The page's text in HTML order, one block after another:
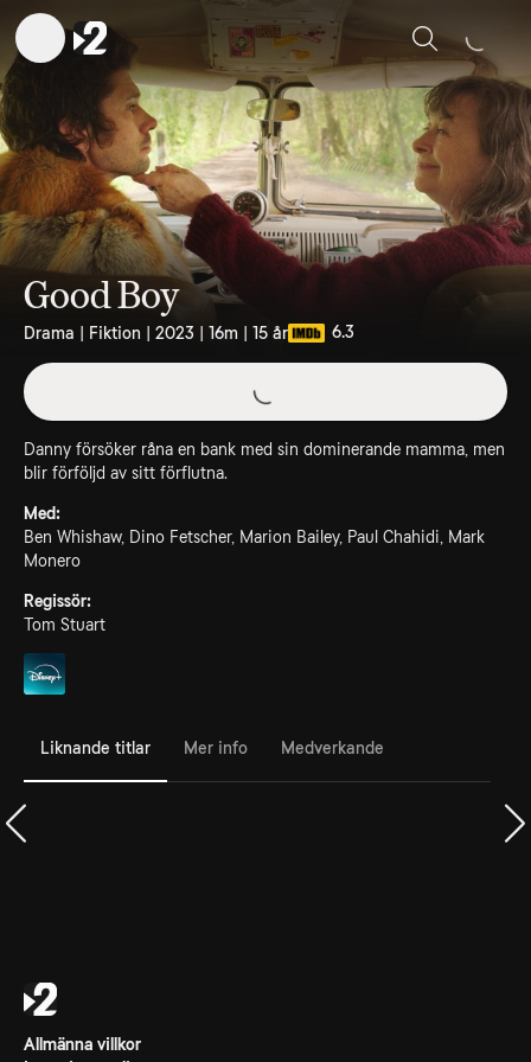
Sök
Good Boy
Drama | Fiktion | 2023 | 16m | 15 år 6.3
Danny försöker råna en bank med sin dominerande mamma, men
blir förföljd av sitt förflutna.
Med:
Ben Whishaw, Dino Fetscher, Marion Bailey, Paul Chahidi, Mark
Monero
Regissör:
Tom Stuart
Liknande titlar Mer info Medverkande
Allmänna villkor